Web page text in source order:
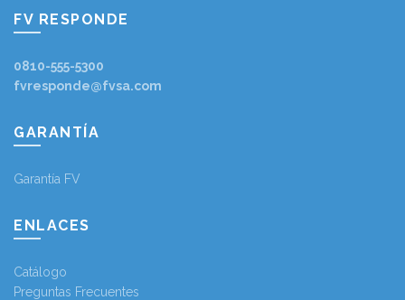
FV RESPONDE
0810-555-5300
fvresponde@fvsa.com
GARANTÍA
Garantía FV
ENLACES
Catálogo
Preguntas Frecuentes